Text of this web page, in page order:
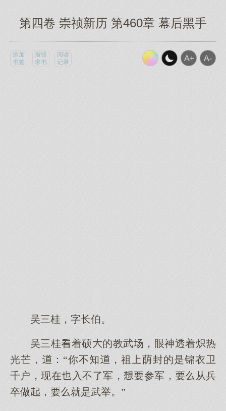
第四卷 崇祯新历 第460章 幕后黑手
添加
书签
报错
求书
阅读
记录
吴三桂，字长伯。
吴三桂着硕的教武场，眼神透着炽热
光芒，：“你不知，祖荫封的是锦衣卫
千户，现在入不了军，参军，从兵
卒做，就是武举。”